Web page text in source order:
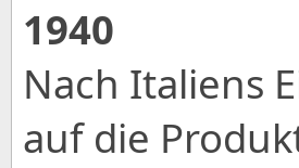
1940
Nach Italiens
auf die